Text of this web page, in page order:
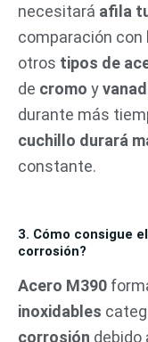
necesitará afila
comparación
otros tipos de
de cromo y
durante más
cuchillo durará
constante.
3. Cómo consigue
corrosión?
Acero M390
inoxidables
corrosión debido